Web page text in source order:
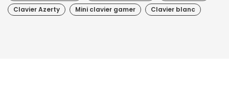
Clavier Azerty
Mini clavier gamer Clavier blanc